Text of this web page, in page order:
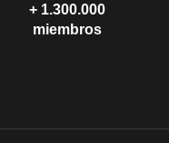
+ 1.300.000
miembros